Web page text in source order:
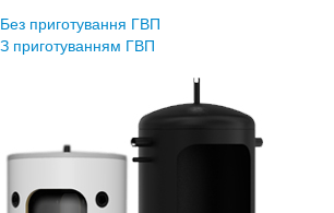
Без приготування ГВП
З приготуванням ГВП